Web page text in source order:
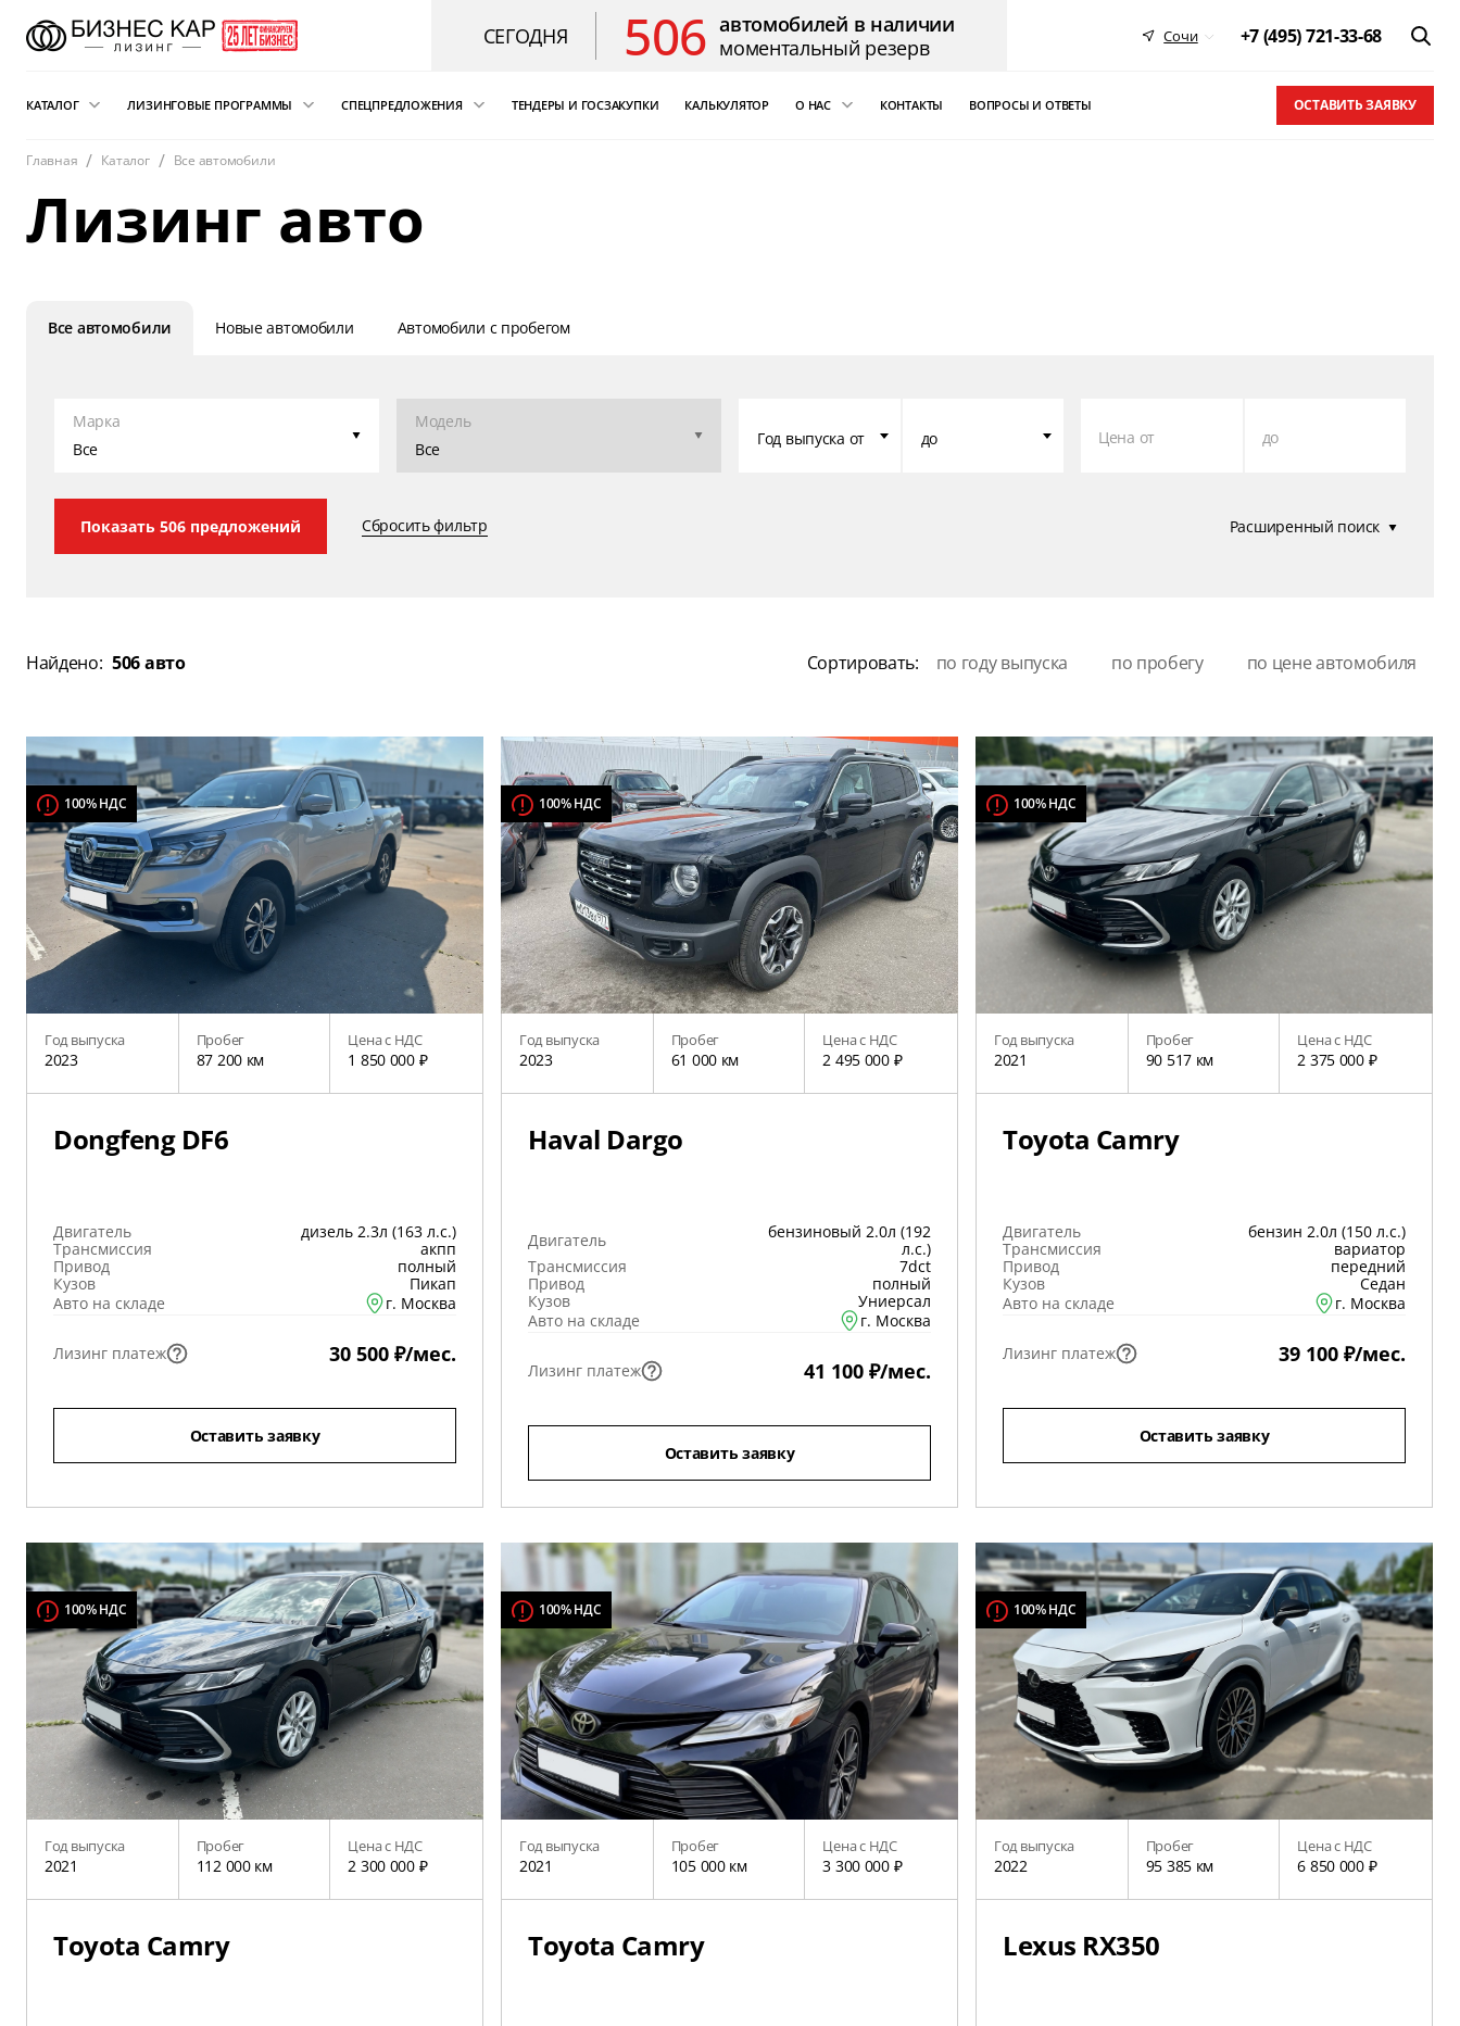
СЕГОДНЯ 506 автомобилей в наличии
моментальный резерв
Сочи +7 (495) 721-33-68
КАТАЛОГ
Новые автомобили
Автомобили с пробегом
ЛИЗИНГОВЫЕ ПРОГРАММЫ
Финансовый лизинг
Операционная аренда
Возвратный лизинг
СПЕЦПРЕДЛОЖЕНИЯ
Сателлит
ТЕНДЕРЫ И ГОСЗАКУПКИ КАЛЬКУЛЯТОР О НАС КОНТАКТЫ ВОПРОСЫ И ОТВЕТЫ ОСТАВИТЬ ЗАЯВКУ
Главная Каталог Все автомобили
Лизинг авто
Все автомобили Новые автомобили Автомобили с пробегом
Марка
Все
Модель
Все
Год выпуска от до Цена от до
Показать 506 предложений Сбросить фильтр Расширенный поиск
Найдено: 506 авто Сортировать: по году выпуска по пробегу по цене автомобиля
100% НДС
Год выпуска
2023
Пробег
87 200 км
Цена с НДС
1 850 000 ₽
Dongfeng DF6
Двигатель
дизель 2.3л (163 л.с.)
Трансмиссия
акпп
Привод
полный
Кузов
Пикап
Авто на складе
г. Москва
Лизинг платеж 30 500 ₽/мес.
Оставить заявку
100% НДС
Год выпуска
2023
Пробег
61 000 км
Цена с НДС
2 495 000 ₽
Haval Dargo
Двигатель
бензиновый 2.0л (192
л.с.)
Трансмиссия
7dct
Привод
полный
Кузов
Униерсал
Авто на складе
г. Москва
Лизинг платеж 41 100 ₽/мес.
Оставить заявку
100% НДС
Год выпуска
2021
Пробег
90 517 км
Цена с НДС
2 375 000 ₽
Toyota Camry
Двигатель
бензин 2.0л (150 л.с.)
Трансмиссия
вариатор
Привод
передний
Кузов
Седан
Авто на складе
г. Москва
Лизинг платеж 39 100 ₽/мес.
Оставить заявку
100% НДС
Год выпуска
2021
Пробег
112 000 км
Цена с НДС
2 300 000 ₽
Toyota Camry
100% НДС
Год выпуска
2021
Пробег
105 000 км
Цена с НДС
3 300 000 ₽
Toyota Camry
100% НДС
Год выпуска
2022
Пробег
95 385 км
Цена с НДС
6 850 000 ₽
Lexus RX350